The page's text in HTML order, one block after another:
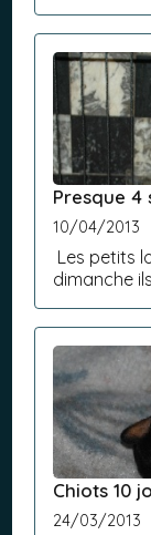
reste 1
Presque 4
10/04/2013
Les petits
dimanche
Chiots 10
24/03/2013